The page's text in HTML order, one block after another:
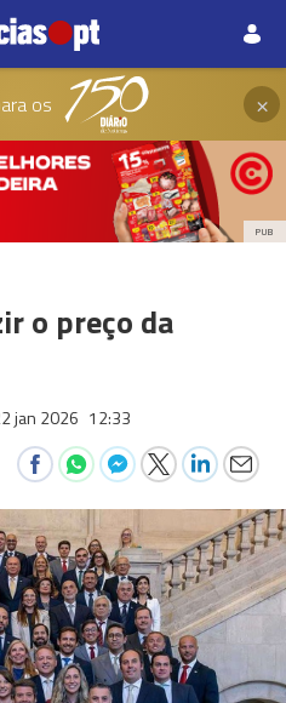
os ×
PUB
o preço da
jan 2026 12:33